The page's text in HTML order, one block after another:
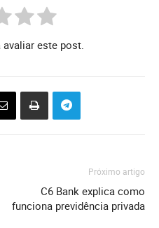
este post.
Próximo artigo
C6 Bank explica como
funciona previdência privada